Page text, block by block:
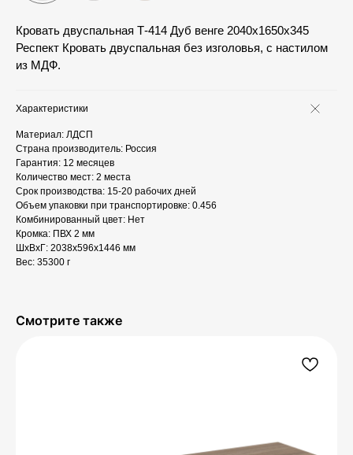
Кровать двуспальная Т-414 Дуб венге 2040x1650x345
Респект Кровать двуспальная без изголовья, с настилом
из МДФ.
Характеристики
Материал: ЛДСП
Страна производитель: Россия
Гарантия: 12 месяцев
Количество мест: 2 места
Срок производства: 15-20 рабочих дней
Объем упаковки при транспортировке: 0.456
Комбинированный цвет: Нет
Кромка: ПВХ 2 мм
ШxВxГ: 2038x596x1446 мм
Вес: 35300 г
Смотрите также